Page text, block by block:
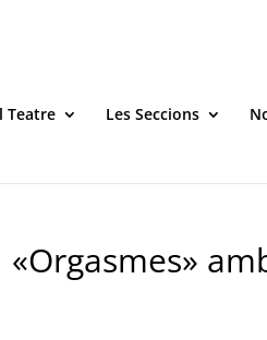
Teatre Les Seccions